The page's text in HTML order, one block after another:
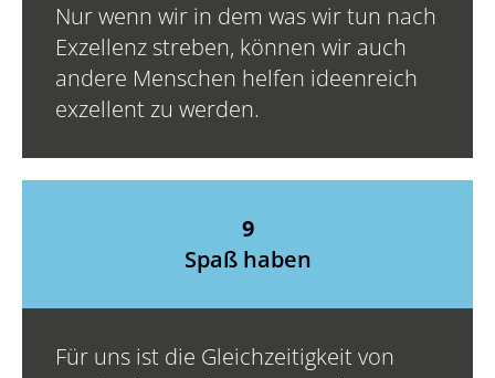
Nur wenn wir in dem was wir tun nach
Exzellenz streben, können wir auch
andere Menschen helfen ideenreich
exzellent zu werden.
9
Spaß haben
Für uns ist die Gleichzeitigkeit von